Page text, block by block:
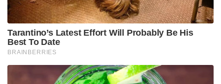
indian army